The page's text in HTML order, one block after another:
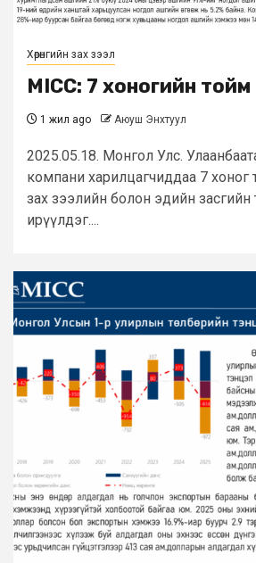
Хөрөнгийн зах зээл
MICC: 7 хоногийн тойм
1 жил ago Аюуш Энхтуул
2025.05.18. Монгол Улс.
компани харилцагчиддаа 7 хоног
зах зээлийн болон эдийн
ирүүлдэг....